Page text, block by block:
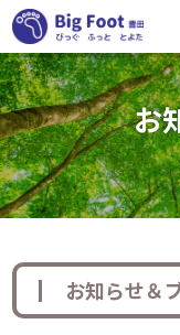
お
お知らせ＆